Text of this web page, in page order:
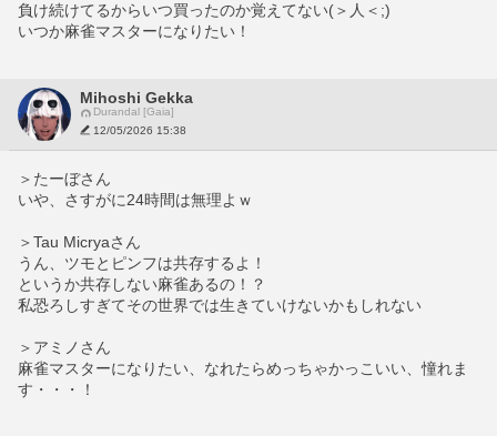
負け続けてるからいつ買ったのか覚えてない(＞人＜;)
いつか麻雀マスターになりたい！
Mihoshi Gekka
Durandal [Gaia]
12/05/2026 15:38
＞たーぼさん
いや、さすがに24時間は無理よｗ
＞Tau Micryaさん
うん、ツモとピンフは共存するよ！
というか共存しない麻雀あるの！？
私恐ろしすぎてその世界では生きていけないかもしれない
＞アミノさん
麻雀マスターになりたい、なれたらめっちゃかっこいい、憧れま
す・・・！